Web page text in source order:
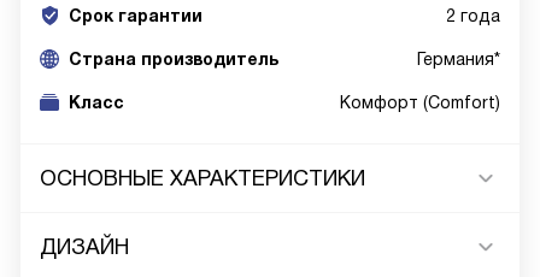
Срок гарантии 2 года
Cтрана производитель Германия*
Класс Комфорт (Comfort)
ОСНОВНЫЕ ХАРАКТЕРИСТИКИ
ДИЗАЙН